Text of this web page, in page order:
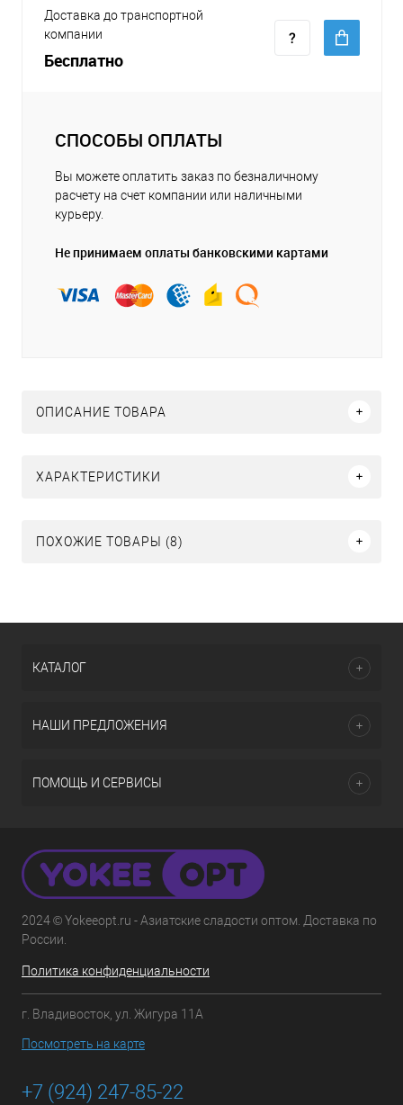
Доставка до транспортной
компании
Бесплатно
СПОСОБЫ ОПЛАТЫ
Вы можете оплатить заказ по безналичному
расчету на счет компании или наличными
курьеру.
Не принимаем оплаты банковскими картами
ОПИСАНИЕ ТОВАРА
ХАРАКТЕРИСТИКИ
ПОХОЖИЕ ТОВАРЫ (8)
КАТАЛОГ
НАШИ ПРЕДЛОЖЕНИЯ
ПОМОЩЬ И СЕРВИСЫ
2024 © Yokeeopt.ru - Азиатские сладости оптом. Доставка по
России.
Политика конфиденциальности
г. Владивосток, ул. Жигура 11А
Посмотреть на карте
+7 (924) 247-85-22